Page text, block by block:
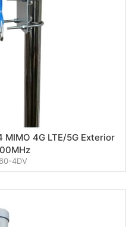
4G LTE/5G Exterior
4DV